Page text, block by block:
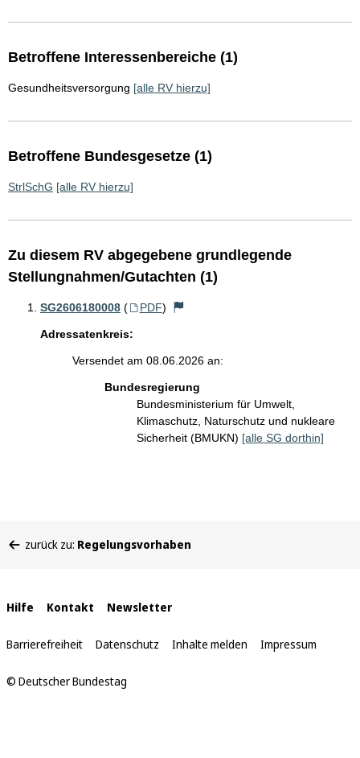
Betroffene Interessenbereiche (1)
Gesundheitsversorgung [alle RV hierzu]
Betroffene Bundesgesetze (1)
StrlSchG [alle RV hierzu]
Zu diesem RV abgegebene grundlegende
Stellungnahmen/Gutachten (1)
SG2606180008 ( PDF)
Adressatenkreis:
Versendet am 08.06.2026 an:
Bundesregierung
Bundesministerium für Umwelt,
Klimaschutz, Naturschutz und nukleare
Sicherheit (BMUKN) [alle SG dorthin]
befinden
zurück zu: Regelungsvorhaben
Interne
Links
Hilfe Kontakt Newsletter
Barrierefreiheit Datenschutz Inhalte melden Impressum
© Deutscher Bundestag